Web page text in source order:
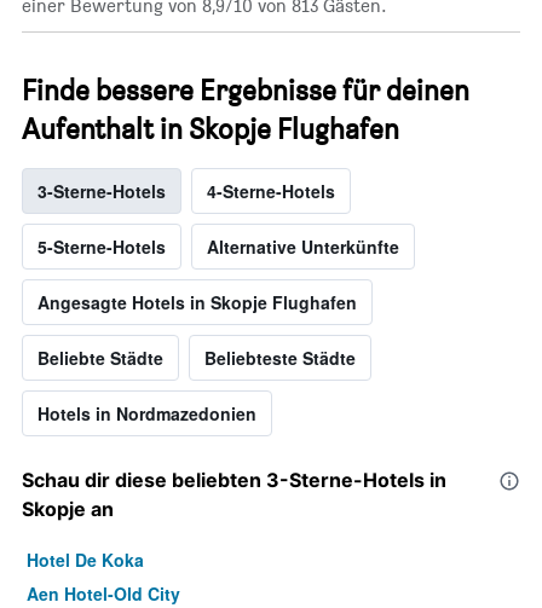
einer Bewertung von 8,9/10 von 813 Gästen.
Finde bessere Ergebnisse für deinen
Aufenthalt in Skopje Flughafen
3-Sterne-Hotels 4-Sterne-Hotels
5-Sterne-Hotels Alternative Unterkünfte
Angesagte Hotels in Skopje Flughafen
Beliebte Städte Beliebteste Städte
Hotels in Nordmazedonien
Schau dir diese beliebten 3-Sterne-Hotels in
Skopje an
Hotel De Koka
Aen Hotel-Old City